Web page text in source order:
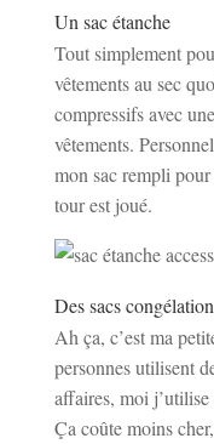
Un sac étanche
Tout simplement
vêtements au sec
compressifs avec
vêtements.
mon sac rempli
tour est joué.
Des sacs
Ah ça, c’est ma
personnes utilisent
affaires, moi j’utilise
Ça coûte moins